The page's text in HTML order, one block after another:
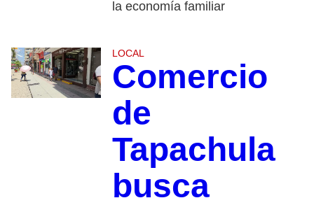
la economía familiar
LOCAL
Comercio
de
Tapachula
busca